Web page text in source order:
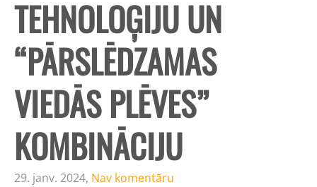
TEHNOLOĢIJU UN
“PĀRSLĒDZAMAS
VIEDĀS PLĒVES”
KOMBINĀCIJU
29. janv. 2024, Nav komentāru